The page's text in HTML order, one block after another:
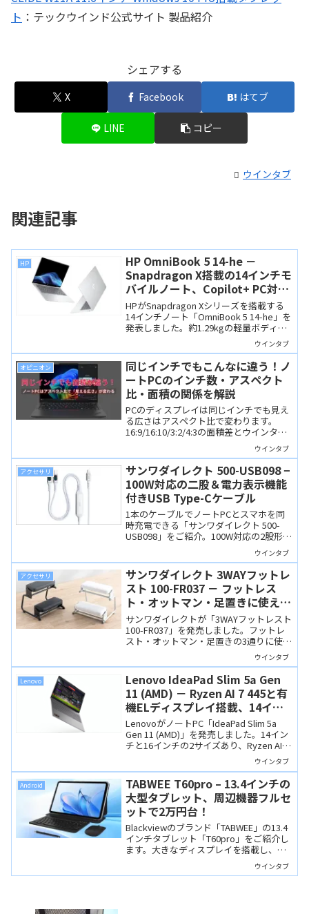
ト ：テックウインド公式サイト 製品紹介
シェアする
X Facebook はてブ
LINE コピー
ウインタブ
関連記事
HP
HP OmniBook 5 14-he －
Snapdragon X搭載の14インチモ
バイルノート、Copilot+ PC対応
でディスプレイは有機EL
HPがSnapdragon Xシリーズを搭載する
14インチノート「OmniBook 5 14-he」を
発表しました。約1.29kgの軽量ボディに
有機ELディスプレイを搭載、もちろん
ウインタブ
オピニオン
同じインチでもこんなに違う！ノ
ートPCのインチ数・アスペクト
比・面積の関係を解説
PCのディスプレイは同じインチでも見え
る広さはアスペクト比で変わります。
16:9/16:10/3:2/4:3の面積差とウインタブ
が考える用途適性を整理します。ウインタブ
アクセサリ
サンワダイレクト 500-USB098 −
100W対応の二股＆電力表示機能
付きUSB Type-Cケーブル
1本のケーブルでノートPCとスマホを同
時充電できる「サンワダイレクト 500-
USB098」をご紹介。100W対応の2股形状
と安心の電力表示機能を備え、外出先の
ケーブル周りをスッキリ解決。新色のホ
ワイトが追加されました。
ウインタブ
アクセサリ
サンワダイレクト 3WAYフットレ
スト 100-FR037 － フットレス
ト・オットマン・足置きに使える
多機能フットレスト。これでリラ
ックスして仕事ができる！？
サンワダイレクトが「3WAYフットレスト
100-FR037」を発売しました。フットレ
スト・オットマン・足置きの3通りに使え
る多機能モデルで高さや角度も調整でき
ます。在宅ワークやオフィスで快適にリ
ラックスして作業できそう。私これ欲し
いです。
ウインタブ
Lenovo
Lenovo IdeaPad Slim 5a Gen
11 (AMD) － Ryzen AI 7 445と有
機ELディスプレイ搭載、14イン
チ/16インチのIdeaPad上位モデ
ル
LenovoがノートPC「IdeaPad Slim 5a
Gen 11 (AMD)」を発売しました。14イン
チと16インチの2サイズあり、Ryzen AI 7
445と有機ELディスプレイを搭載する
Copilot+ PCで、IdeaPadシリーズの上位
モデルです。
ウインタブ
Android
TABWEE T60pro – 13.4インチの
大型タブレット、周辺機器フルセ
ットで2万円台！
Blackviewのブランド「TABWEE」の13.4
インチタブレット「T60pro」をご紹介し
ます。大きなディスプレイを搭載し、ケ
ースやキーボード、ペンまで付属する
「全部入り」の製品で、動画視聴から簡
ウインタブ